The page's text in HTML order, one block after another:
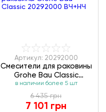
Артикул: 20292000
Смесители для раковины
Grohe Bau Classic
20292000 ВЧ+НЧ
в наличии более 5 шт
6 435 грн
7 101 грн